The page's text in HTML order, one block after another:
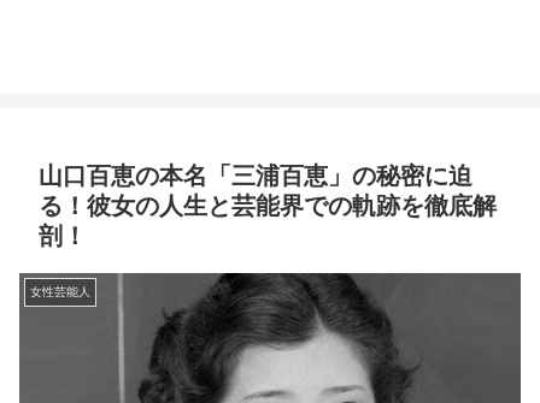
山口百恵の本名「三浦百恵」の秘密に迫
る！彼女の人生と芸能界での軌跡を徹底解
剖！
女性芸能人